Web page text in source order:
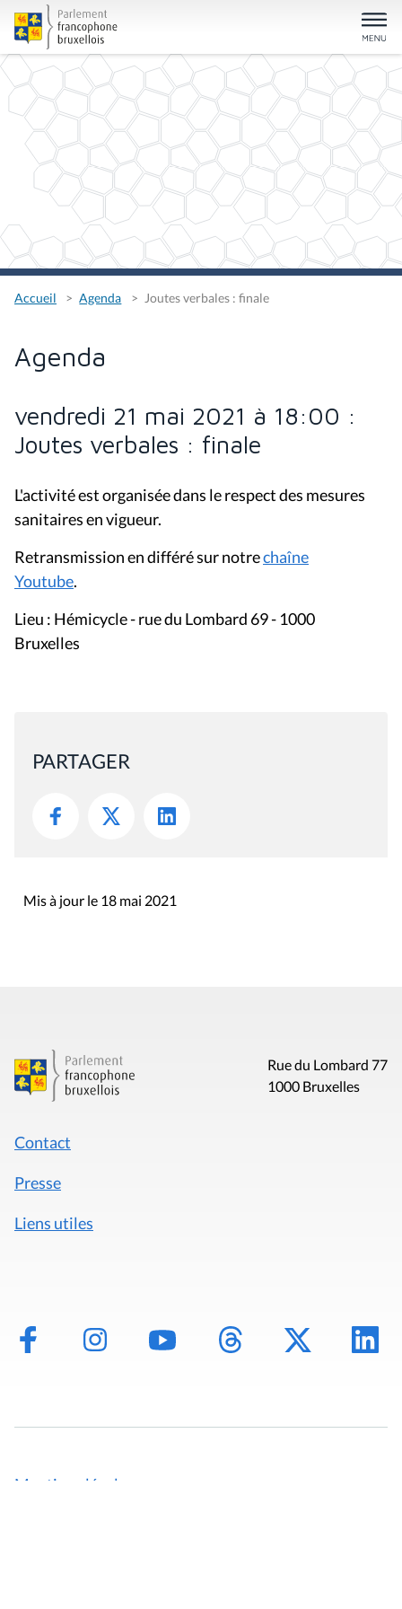
Accueil Agenda Joutes verbales : finale
Agenda
vendredi 21 mai 2021 à 18:00 :
Joutes verbales : finale
L'activité est organisée dans le respect des mesures
sanitaires en vigueur.
Retransmission en différé sur notrechaîne
Youtube.
Lieu : Hémicycle - rue du Lombard 69 - 1000
Bruxelles
PARTAGER
Mis à jour le 18 mai 2021
Rue du Lombard 77
1000 Bruxelles
Contact
Presse
Liens utiles
Mentions légales